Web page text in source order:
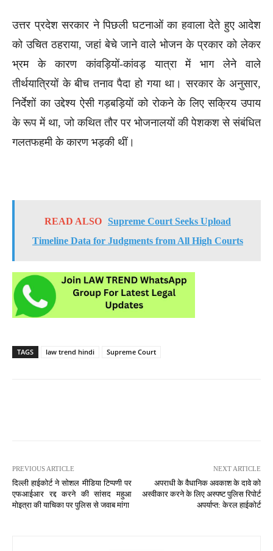
उत्तर प्रदेश सरकार ने पिछली घटनाओं का हवाला देते हुए आदेश
को उचित ठहराया, जहां बेचे जाने वाले भोजन के प्रकार को लेकर
भ्रम के कारण कांवड़ियों-कांवड़ यात्रा में भाग लेने वाले
तीर्थयात्रियों के बीच तनाव पैदा हो गया था। सरकार के अनुसार,
निर्देशों का उद्देश्य ऐसी गड़बड़ियों को रोकने के लिए सक्रिय उपाय
के रूप में था, जो कथित तौर पर भोजनालयों की पेशकश से संबंधित
गलतफहमी के कारण भड़की थीं।
READ ALSO Supreme Court Seeks Upload
Timeline Data for Judgments from All High Courts
TAGS law trend hindi Supreme Court
PREVIOUS ARTICLE
दिल्ली हाईकोर्ट ने सोशल मीडिया टिप्पणी पर
एफआईआर रद्द करने की सांसद महुआ
मोइत्रा की याचिका पर पुलिस से जवाब मांगा
NEXT ARTICLE
अपराधी के वैधानिक अवकाश के दावे को
अस्वीकार करने के लिए अस्पष्ट पुलिस रिपोर्ट
अपर्याप्त: केरल हाईकोर्ट